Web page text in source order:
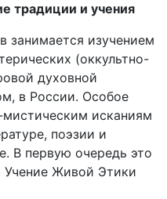
традиции и учения
занимается изучением
(оккультно-
духовной
в России. Особое
исканиям
поэзии и
В первую очередь это
Учение Живой Этики